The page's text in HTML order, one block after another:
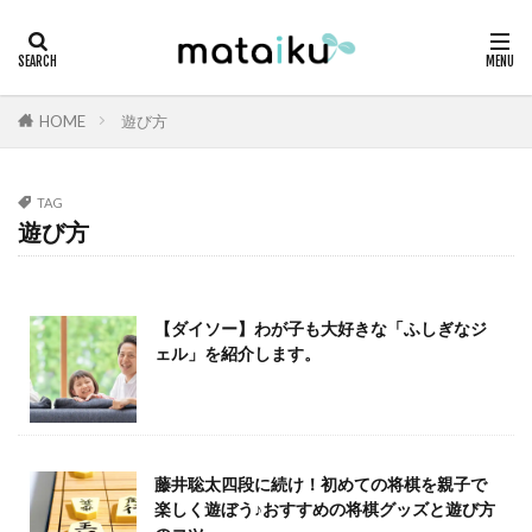
HOME 遊び方
TAG
遊び方
【ダイソー】わが子も大好きな「ふしぎなジ
ェル」を紹介します。
藤井聡太四段に続け！初めての将棋を親子で
楽しく遊ぼう♪おすすめの将棋グッズと遊び方